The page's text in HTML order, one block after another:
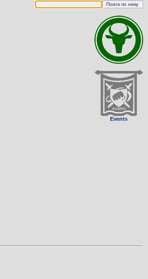
Events